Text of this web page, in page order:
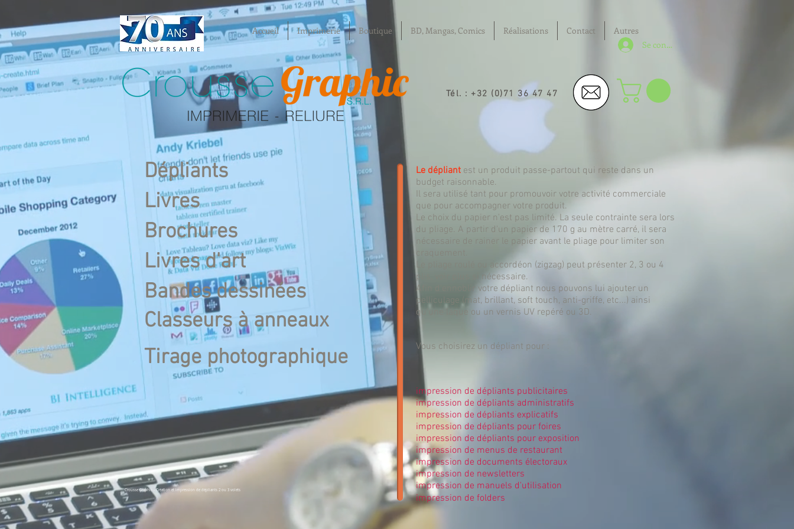
Accueil Imprimerie Boutique BD, Mangas, Comics Réalisations Contact
Autres
Se connecter
Tél. : +32 (0)71 36 47 47
Dépliants
Livres
Brochures
Livres d'art
Bandes dessinées
Classeurs à anneaux
Tirage photographique
Crousse Graphic - Création et impression de dépliants 2 ou 3 volets
Le dépliant est un produit passe-partout qui reste dans un
budget raisonnable.
Il sera utilisé tant pour promouvoir votre activité commerciale
que pour accompagner votre produit.
Le choix du papier n'est pas limité. La seule contrainte sera lors
du pliage. A partir d'un papier de 170 g au mètre carré, il sera
nécessaire de rainer le papier avant le pliage pour limiter son
Le pliage roulé ou accordéon (zigzag) peut présenter 2, 3 ou 4
plis, voir plus si nécessaire.
Afin d'ennoblir votre dépliant nous pouvons lui ajouter un
pelliculage (mat, brillant, soft touch, anti-griffe, etc...) ainsi
qu'une laque ou un vernis UV repéré ou 3D.
Vous choisirez un dépliant pour :
impression de dépliants publicitaires
impression de dépliants administratifs
impression de dépliants explicatifs
impression de dépliants pour foires
impression de dépliants pour exposition
impression de menus de restaurant
impression de documents électoraux
impression de newsletters
impression de manuels d'utilisation
impression de folders